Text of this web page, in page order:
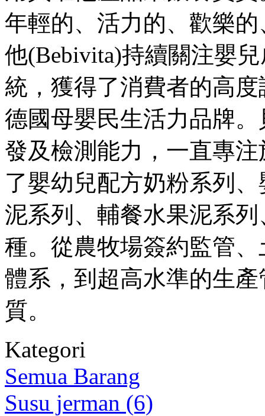
年輕的、活力的、歡樂
他(Bebivita)持續關注嬰
統，獲得了消費者的高
德國母嬰民生活力品牌
發及檢測能力，一直專
了嬰幼兒配方奶粉系列
泥系列、輔餐水果泥系
種。從農牧場簽約監管
體系，到超高水準的生
質。
Kategori
Semua Barang
Susu jerman (6)